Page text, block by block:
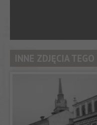
INNE ZDJĘCIA